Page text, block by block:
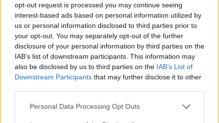
opt-out request is processed you may continue seeing
interest-based ads based on personal information utilized by
us or personal information disclosed to third parties prior to
your opt-out. You may separately opt-out of the further
disclosure of your personal information by third parties on the
IAB’s list of downstream participants. This information may
also be disclosed by us to third parties on the IAB’s List of
Downstream Participants that may further disclose it to other
Please note that this website/app uses one or more Google
Personal Data Processing Opt Outs
Σχόλια
Νόσκοβα – Σάκκαρη 0-2:
Με απίθανη εμφάνιση στον
δεύτερο γύρο του Roland
Garros η Ελληνίδα
τενίστρια
Ο καύσωνας στο
πλήττει το Roland
Ball girl άρχισε να
παραπατάει και λίγο
να λιποθυμήσει